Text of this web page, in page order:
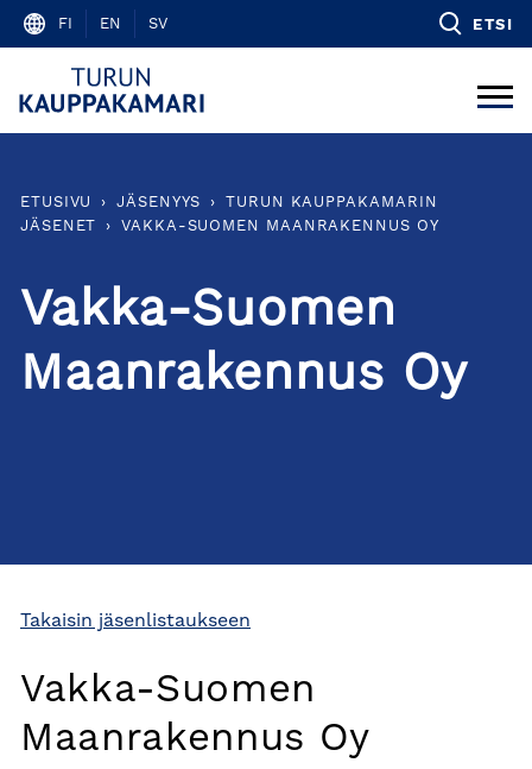
Skip
content
FI EN SV ETSI
ETUSIVU › JÄSENYYS ›
TURUN KAUPPAKAMARIN
JÄSENET
› VAKKA-SUOMEN MAANRAKENNUS OY
Vakka-Suomen
Maanrakennus Oy
Takaisin jäsenlistaukseen
Vakka-Suomen
Maanrakennus Oy